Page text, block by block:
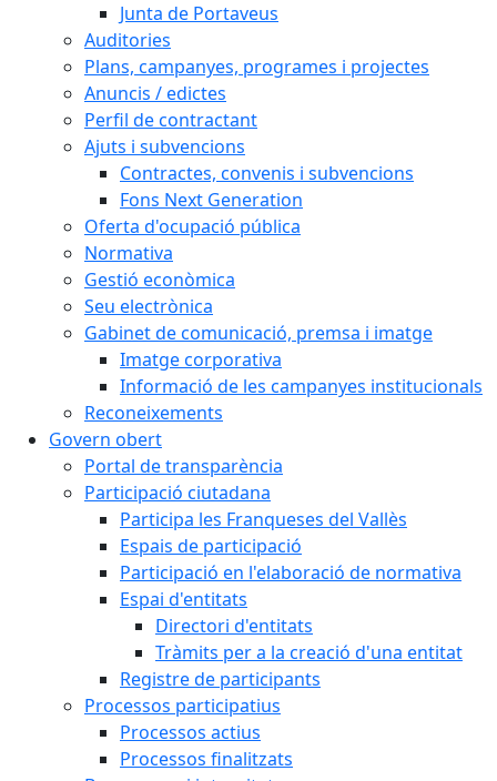
Junta de Portaveus
Auditories
Plans, campanyes, programes i projectes
Anuncis / edictes
Perfil de contractant
Ajuts i subvencions
Contractes, convenis i subvencions
Fons Next Generation
Oferta d'ocupació pública
Normativa
Gestió econòmica
Seu electrònica
Gabinet de comunicació, premsa i imatge
Imatge corporativa
Informació de les campanyes institucionals
Reconeixements
Govern obert
Portal de transparència
Participació ciutadana
Participa les Franqueses del Vallès
Espais de participació
Participació en l'elaboració de normativa
Espai d'entitats
Directori d'entitats
Tràmits per a la creació d'una entitat
Registre de participants
Processos participatius
Processos actius
Processos finalitzats